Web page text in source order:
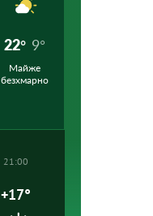
22° 9°
Майже
безхмарно
21:00
+17°